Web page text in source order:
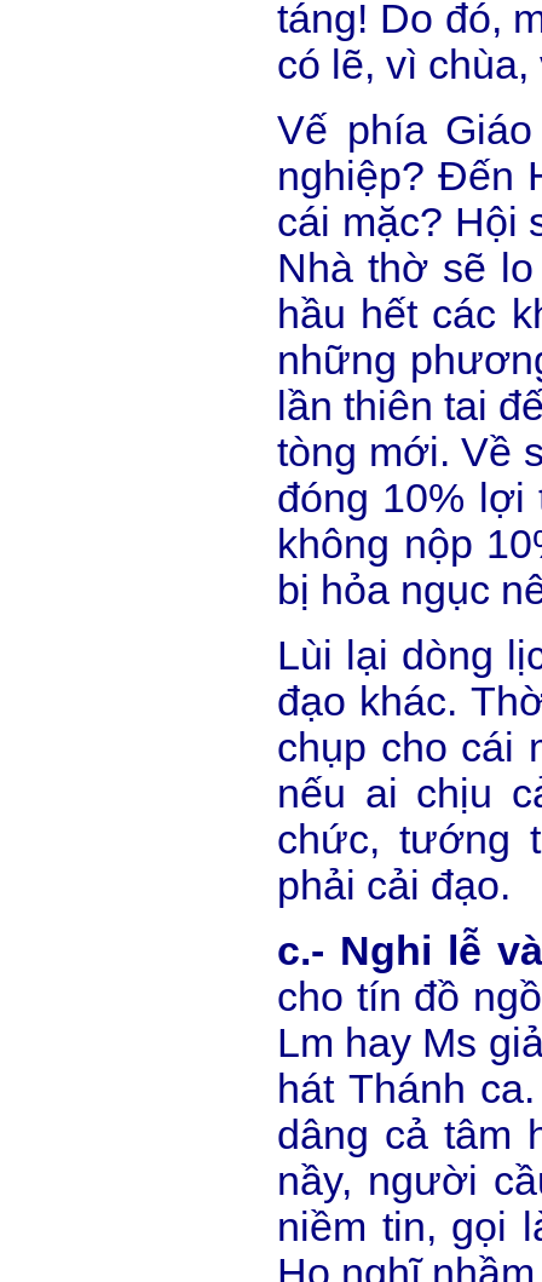
táng! Do đó,
có lẽ, vì
Vế phía
nghiệp? Đến
cái mặc? Hội
Nhà thờ sẽ
hầu hết các
những
lần thiên tai
tòng mới. Về
đóng 10% lợi
không nộp
bị hỏa ngục
Lùi lại dòng
đạo khác.
chụp cho cái
nếu ai chịu
chức, tướng
phải cải đạo.
c.- Nghi lễ
cho tín đồ
Lm hay Ms
hát Thánh
dâng cả tâm
nầy, người
niềm tin, gọi
Họ nghĩ